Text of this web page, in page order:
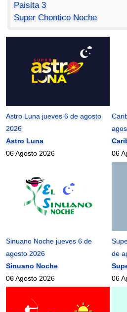
Paisita 3
Super Chontico Noche
Astro Luna jueves 6 de agosto
2026
Astro Luna
06 Agosto 2026
06
Sinuano Noche jueves 6 de
agosto 2026
Sinuano Noche
06 Agosto 2026
de
06